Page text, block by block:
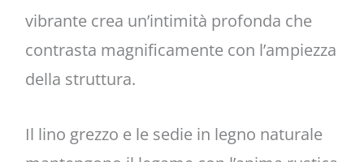
vibrante crea un’intimità profonda che
contrasta magnificamente con l’ampiezza
della struttura.
Il lino grezzo e le sedie in legno naturale